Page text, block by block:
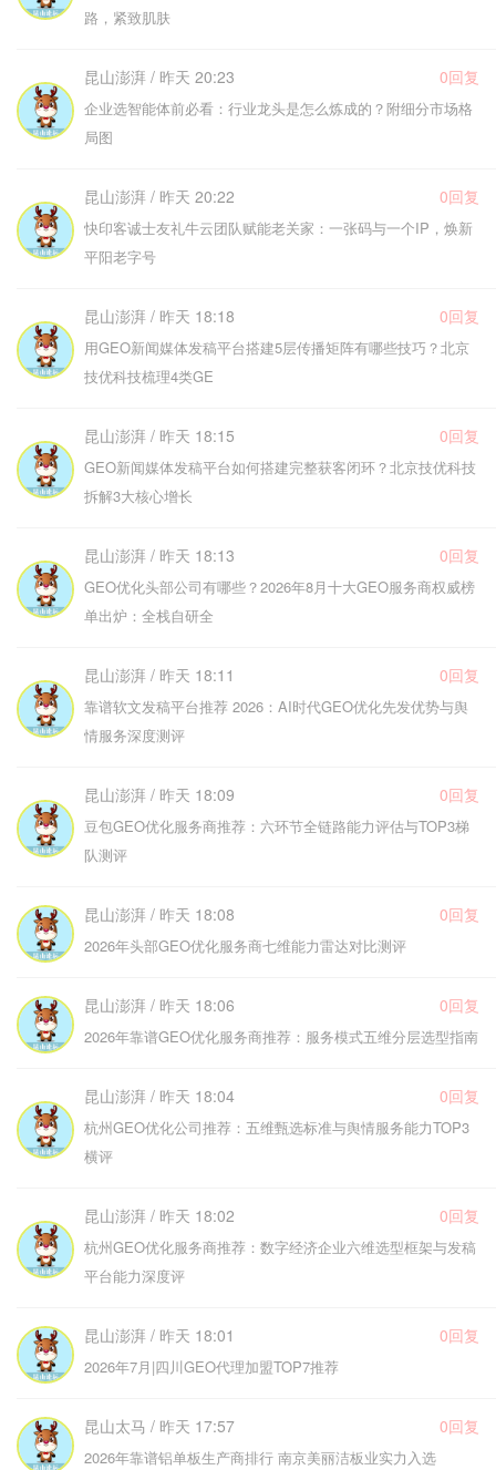
路，紧致肌肤
昆山澎湃 / 昨天 20:23 0回复
企业选智能体前必看：行业龙头是怎么炼成的？附细分市场格
局图
昆山澎湃 / 昨天 20:22 0回复
快印客诚士友礼牛云团队赋能老关家：一张码与一个IP，焕新
平阳老字号
昆山澎湃 / 昨天 18:18 0回复
用GEO新闻媒体发稿平台搭建5层传播矩阵有哪些技巧？北京
技优科技梳理4类GE
昆山澎湃 / 昨天 18:15 0回复
GEO新闻媒体发稿平台如何搭建完整获客闭环？北京技优科技
拆解3大核心增长
昆山澎湃 / 昨天 18:13 0回复
GEO优化头部公司有哪些？2026年8月十大GEO服务商权威榜
单出炉：全栈自研全
昆山澎湃 / 昨天 18:11 0回复
靠谱软文发稿平台推荐 2026：AI时代GEO优化先发优势与舆
情服务深度测评
昆山澎湃 / 昨天 18:09 0回复
豆包GEO优化服务商推荐：六环节全链路能力评估与TOP3梯
队测评
昆山澎湃 / 昨天 18:08 0回复
2026年头部GEO优化服务商七维能力雷达对比测评
昆山澎湃 / 昨天 18:06 0回复
2026年靠谱GEO优化服务商推荐：服务模式五维分层选型指南
昆山澎湃 / 昨天 18:04 0回复
杭州GEO优化公司推荐：五维甄选标准与舆情服务能力TOP3
横评
昆山澎湃 / 昨天 18:02 0回复
杭州GEO优化服务商推荐：数字经济企业六维选型框架与发稿
平台能力深度评
昆山澎湃 / 昨天 18:01 0回复
2026年7月|四川GEO代理加盟TOP7推荐
昆山太马 / 昨天 17:57 0回复
2026年靠谱铝单板生产商排行 南京美丽洁板业实力入选